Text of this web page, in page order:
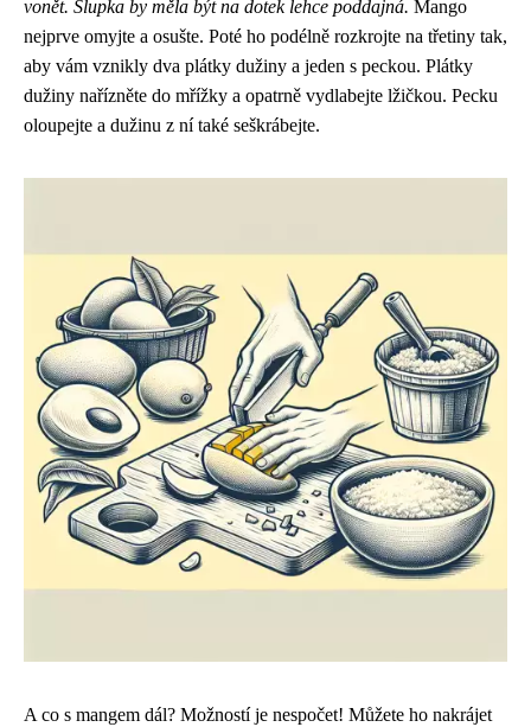
vonět. Slupka by měla být na dotek lehce poddajná. Mango
nejprve omyjte a osušte. Poté ho podélně rozkrojte na třetiny tak,
aby vám vznikly dva plátky dužiny a jeden s peckou. Plátky
dužiny nařízněte do mřížky a opatrně vydlabejte lžičkou. Pecku
oloupejte a dužinu z ní také seškrábejte.
A co s mangem dál? Možností je nespočet! Můžete ho nakrájet